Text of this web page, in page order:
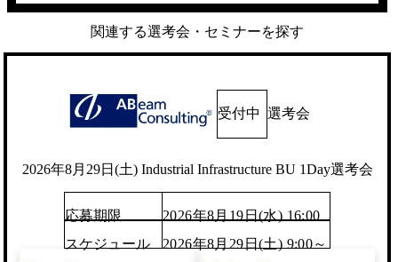
関連する選考会・セミナーを探す
受付中 選考会
2026年8月29日(土) Industrial Infrastructure BU 1Day選考会
応募期限
2026年8月19日(水) 16:00
スケジュール
2026年8月29日(土) 9:00～